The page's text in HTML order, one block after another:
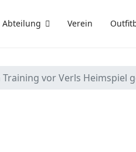
Abteilung Verein
vor Verls Heimspiel